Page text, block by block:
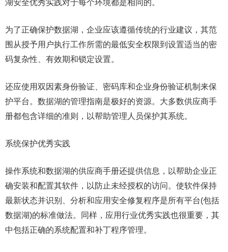
湖安全优秀实践对于每个环境都是相同的。
为了正确保护数据湖，企业应该遵循传统的行业建议，其范
围从授予用户执行工作所需的最低安全权限到设置适当的密
码复杂性、有效期和锁定设置。
还应使用双因素身份验证、密码库和企业身份验证机制来保
护平台。数据湖的管理指南是极好的资源。大多数供应商手
册都包含详细的准则，以帮助管理人员保护其系统。
系统保护优秀实践
操作系统和数据湖的供应商手册还提供信息，以帮助企业正
确安装和配置其软件，以防止未经授权的访问。使软件保持
最新状态并识别、分析和应用安全修复程序是所有平台(包括
数据湖)的标准做法。同样，应用行业优秀实践也很重要，其
中包括正确的系统配置和补丁程序管理。